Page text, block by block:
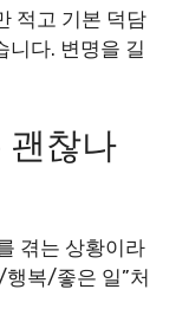
적고 기본 덕담
니다. 변명을 길
괜찮나
겪는 상황이라
행복/좋은 일”처